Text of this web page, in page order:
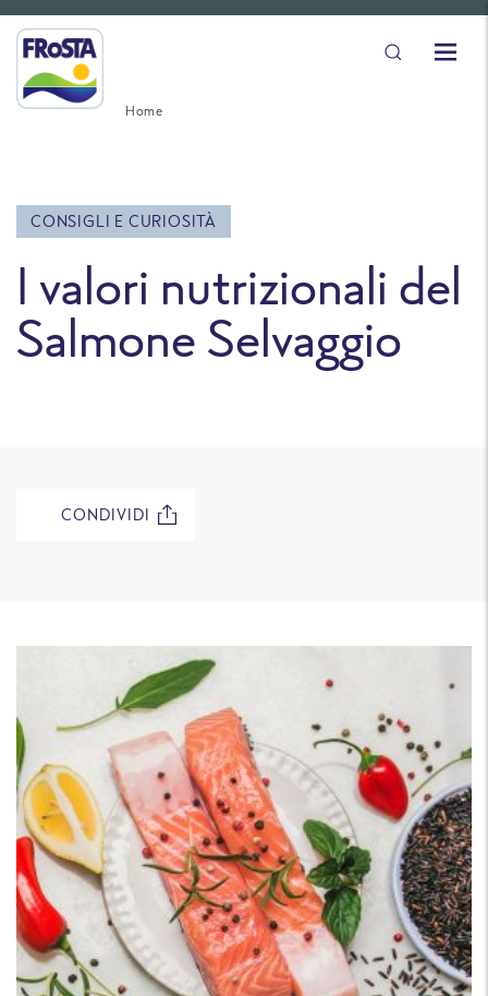
Home
CONSIGLI E CURIOSITÀ
I valori nutrizionali del
Salmone Selvaggio
CONDIVIDI